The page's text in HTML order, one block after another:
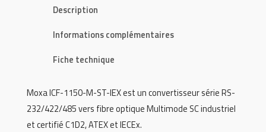
Description
Informations complémentaires
Fiche technique
Moxa ICF-1150-M-ST-IEX est un convertisseur série RS-
232/422/485 vers fibre optique Multimode SC industriel
et certifié C1D2, ATEX et IECEx.